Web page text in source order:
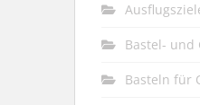
Bastel- und
Basteln für